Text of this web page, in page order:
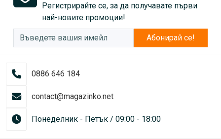
Регистрирайте се, за да получавате първи
най-новите промоции!
Абонирай се!
0886 646 184
contact@magazinko.net
Понеделник - Петък / 09:00 - 18:00